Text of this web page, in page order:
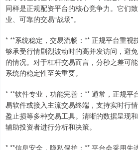
同样是正规配资平台的核心竞争力。它们
业、可靠的交易“战场”。
* **系统稳定，交易流畅：** 正规平台重视
够承受行情剧烈波动时的高并发访问，避
的情况。对于杠杆交易而言，分秒之差可
系统的稳定性至关重要。
* **软件专业，功能完善：** 通常，正规平
易软件或接入主流交易终端，支持实时行
盈止损等多种交易工具。清晰的数据呈现
辅助投资者进行分析和决策。
* **信息安全，隐私保护：** 平台会采用先